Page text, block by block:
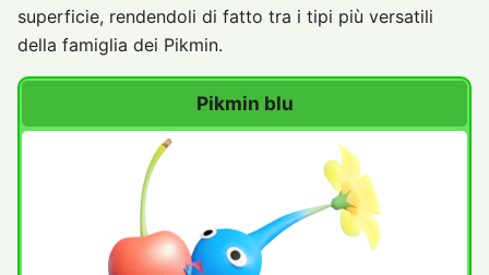
superficie, rendendoli di fatto tra i tipi più versatili
della famiglia dei Pikmin.
Pikmin blu